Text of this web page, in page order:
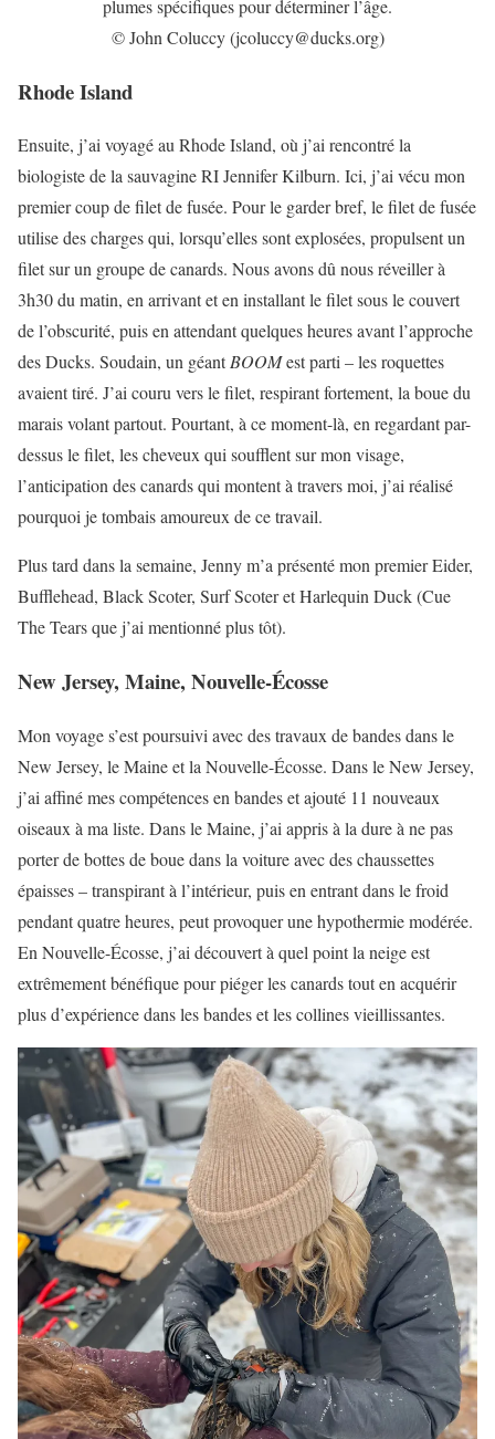
plumes spécifiques pour déterminer l’âge.
© John Coluccy (jcoluccy@ducks.org)
Rhode Island
Ensuite, j’ai voyagé au Rhode Island, où j’ai rencontré la
biologiste de la sauvagine RI Jennifer Kilburn. Ici, j’ai vécu mon
premier coup de filet de fusée. Pour le garder bref, le filet de fusée
utilise des charges qui, lorsqu’elles sont explosées, propulsent un
filet sur un groupe de canards. Nous avons dû nous réveiller à
3h30 du matin, en arrivant et en installant le filet sous le couvert
de l’obscurité, puis en attendant quelques heures avant l’approche
des Ducks. Soudain, un géantBOOMest parti – les roquettes
avaient tiré. J’ai couru vers le filet, respirant fortement, la boue du
marais volant partout. Pourtant, à ce moment-là, en regardant par-
dessus le filet, les cheveux qui soufflent sur mon visage,
l’anticipation des canards qui montent à travers moi, j’ai réalisé
pourquoi je tombais amoureux de ce travail.
Plus tard dans la semaine, Jenny m’a présenté mon premier Eider,
Bufflehead, Black Scoter, Surf Scoter et Harlequin Duck (Cue
The Tears que j’ai mentionné plus tôt).
New Jersey, Maine, Nouvelle-Écosse
Mon voyage s’est poursuivi avec des travaux de bandes dans le
New Jersey, le Maine et la Nouvelle-Écosse. Dans le New Jersey,
j’ai affiné mes compétences en bandes et ajouté 11 nouveaux
oiseaux à ma liste. Dans le Maine, j’ai appris à la dure à ne pas
porter de bottes de boue dans la voiture avec des chaussettes
épaisses – transpirant à l’intérieur, puis en entrant dans le froid
pendant quatre heures, peut provoquer une hypothermie modérée.
En Nouvelle-Écosse, j’ai découvert à quel point la neige est
extrêmement bénéfique pour piéger les canards tout en acquérir
plus d’expérience dans les bandes et les collines vieillissantes.